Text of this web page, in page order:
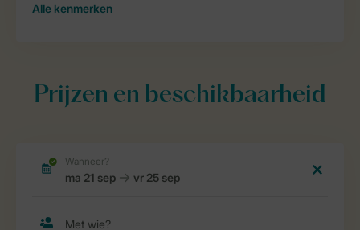
Alle kenmerken
Prijzen en beschikbaarheid